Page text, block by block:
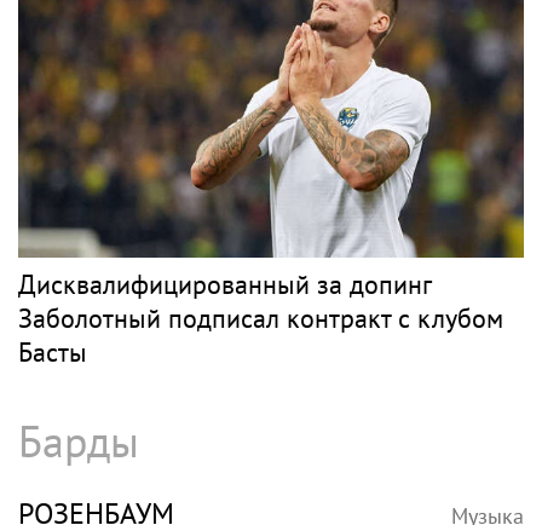
Дисквалифицированный за допинг
Заболотный подписал контракт с клубом
Басты
Барды
РОЗЕНБАУМ Музыка